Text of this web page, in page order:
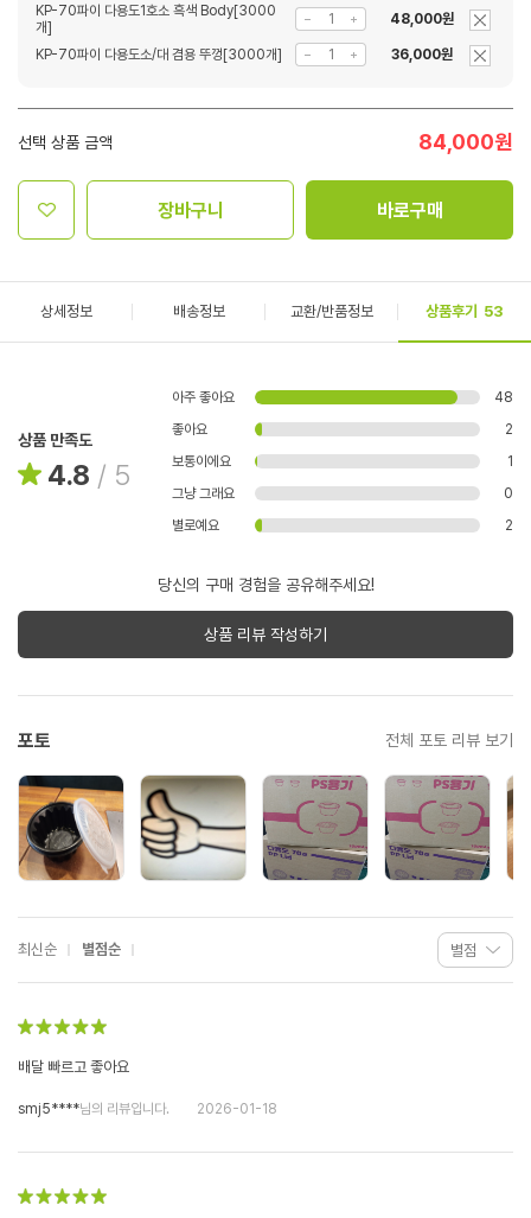
KP-70파이 다용도1호소 흑색 Body[3000
개]
48,000원
KP-70파이 다용도소/대 겸용 뚜껑[3000개] 36,000원
선택 상품 금액 84,000원
장바구니 바로구매
상세정보 배송정보 교환/반품정보 상품후기 53
상품 만족도
4.8 / 5
아주 좋아요
48
좋아요
2
보통이에요
1
그냥 그래요
0
별로예요
2
당신의 구매 경험을 공유해주세요!
상품 리뷰 작성하기
포토 전체 포토 리뷰 보기
최신순 별점순
배달 빠르고 좋아요
smj5****님의 리뷰입니다. 2026-01-18